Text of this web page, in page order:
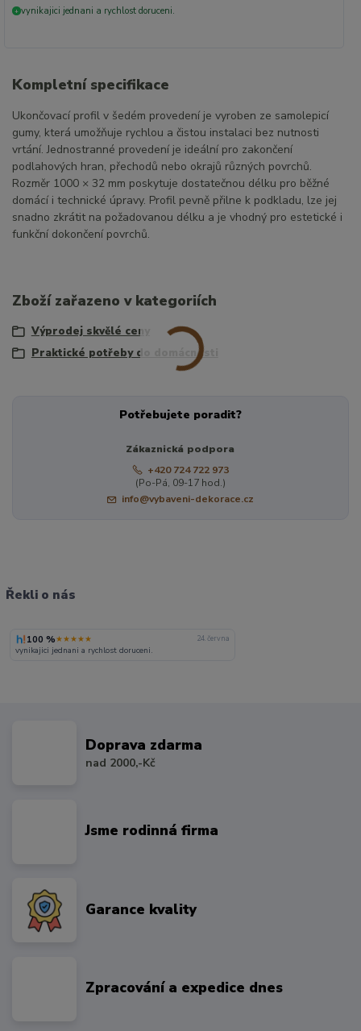
+ vynikajici jednani a rychlost doruceni.
Kompletní specifikace
Ukončovací profil v šedém provedení je vyroben ze samolepicí
gumy, která umožňuje rychlou a čistou instalaci bez nutnosti
vrtání. Jednostranné provedení je ideální pro zakončení
podlahových hran, přechodů nebo okrajů různých povrchů.
Rozměr 1000 × 32 mm poskytuje dostatečnou délku pro běžné
domácí i technické úpravy. Profil pevně přilne k podkladu, lze jej
snadno zkrátit na požadovanou délku a je vhodný pro estetické i
funkční dokončení povrchů.
Zboží zařazeno v kategoriích
Výprodej skvělé ceny
Praktické potřeby do domácnosti
Potřebujete poradit?
Zákaznická podpora
+420 724 722 973
(Po-Pá, 09-17 hod.)
info@vybaveni-dekorace.cz
Řekli o nás
100 %★★★★★ 24. června
vynikajici jednani a rychlost doruceni.
Doprava zdarma
nad 2000,-Kč
Jsme rodinná firma
Garance kvality
Zpracování a expedice dnes